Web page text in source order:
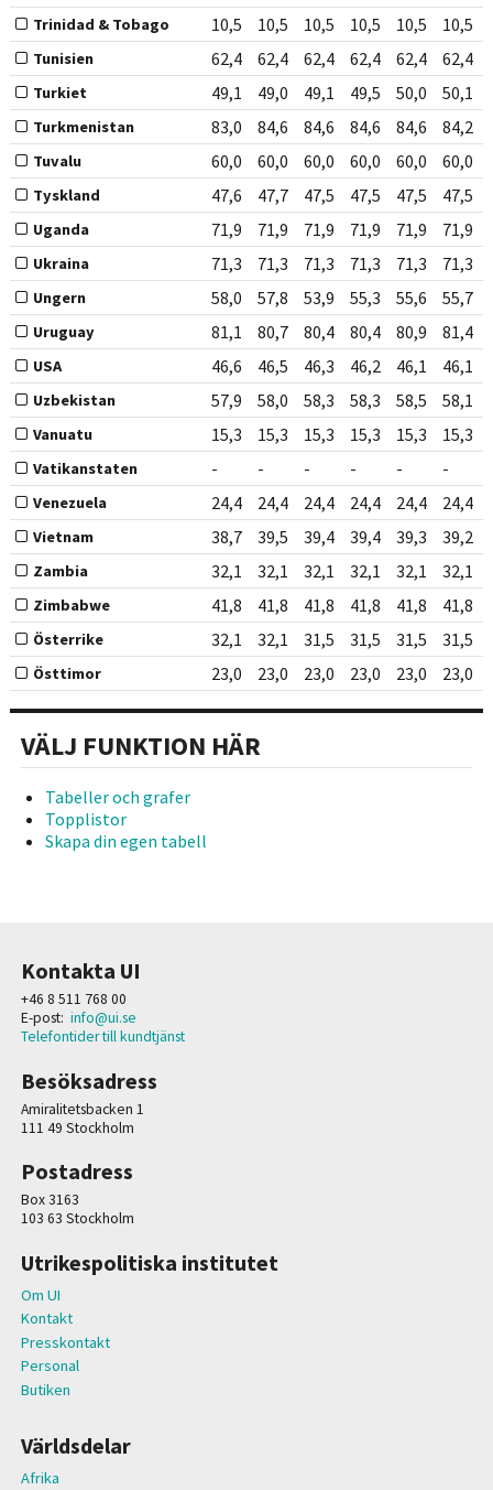
Trinidad & Tobago 10,5 10,5 10,5 10,5 10,5 10,5
Tunisien 62,4 62,4 62,4 62,4 62,4 62,4
Turkiet 49,1 49,0 49,1 49,5 50,0 50,1
Turkmenistan 83,0 84,6 84,6 84,6 84,6 84,2
Tuvalu 60,0 60,0 60,0 60,0 60,0 60,0
Tyskland 47,6 47,7 47,5 47,5 47,5 47,5
Uganda 71,9 71,9 71,9 71,9 71,9 71,9
Ukraina 71,3 71,3 71,3 71,3 71,3 71,3
Ungern 58,0 57,8 53,9 55,3 55,6 55,7
Uruguay 81,1 80,7 80,4 80,4 80,9 81,4
USA 46,6 46,5 46,3 46,2 46,1 46,1
Uzbekistan 57,9 58,0 58,3 58,3 58,5 58,1
Vanuatu 15,3 15,3 15,3 15,3 15,3 15,3
Vatikanstaten - - - - - -
Venezuela 24,4 24,4 24,4 24,4 24,4 24,4
Vietnam 38,7 39,5 39,4 39,4 39,3 39,2
Zambia 32,1 32,1 32,1 32,1 32,1 32,1
Zimbabwe 41,8 41,8 41,8 41,8 41,8 41,8
Österrike 32,1 32,1 31,5 31,5 31,5 31,5
Östtimor 23,0 23,0 23,0 23,0 23,0 23,0
VÄLJ FUNKTION HÄR
Tabeller och grafer
Topplistor
Skapa din egen tabell
Kontakta UI
+46 8 511 768 00
E-post: info@ui.se
Telefontider till kundtjänst
Besöksadress
Amiralitetsbacken 1
111 49 Stockholm
Postadress
Box 3163
103 63 Stockholm
Utrikespolitiska institutet
Om UI
Kontakt
Presskontakt
Personal
Butiken
Världsdelar
Afrika